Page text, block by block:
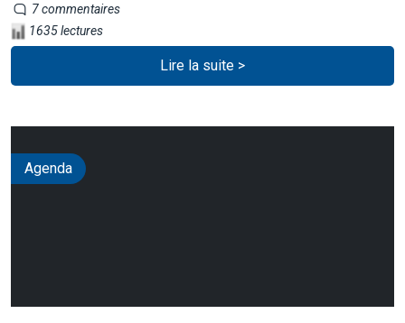
7 commentaires
1635 lectures
Lire la suite >
Agenda